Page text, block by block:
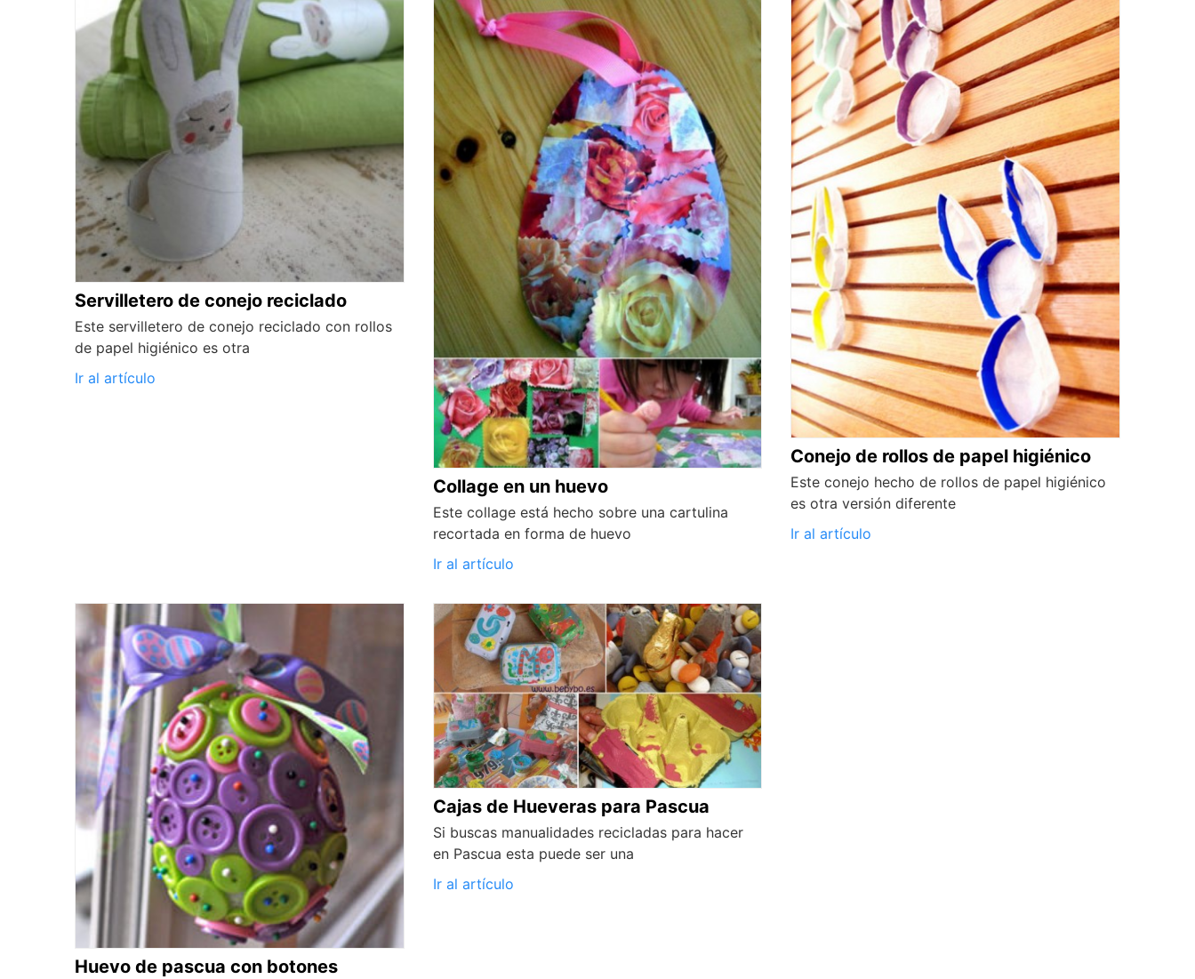
Servilletero de conejo reciclado
Este servilletero de conejo reciclado con rollos
de papel higiénico es otra
Ir al artículo
Collage en un huevo
Este collage está hecho sobre una cartulina
recortada en forma de huevo
Ir al artículo
Conejo de rollos de papel higiénico
Este conejo hecho de rollos de papel higiénico
es otra versión diferente
Ir al artículo
Huevo de pascua con botones
Cajas de Hueveras para Pascua
Si buscas manualidades recicladas para hacer
en Pascua esta puede ser una
Ir al artículo